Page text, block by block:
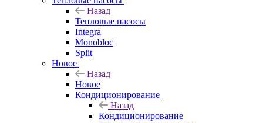
Назад
Тепловые насосы
Integra
Monobloc
Split
Новое
Назад
Новое
Кондиционирование
Назад
Кондиционирование